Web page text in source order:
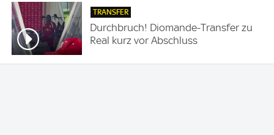
TRANSFER
Durchbruch! Diomande-Transfer zu
Real kurz vor Abschluss